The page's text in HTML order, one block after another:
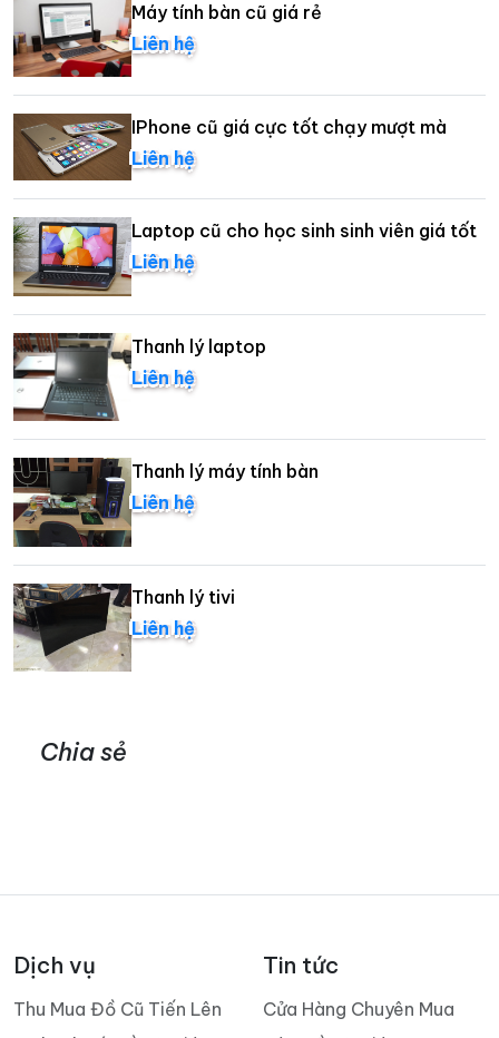
Máy tính bàn cũ giá rẻ
Liên hệ
IPhone cũ giá cực tốt chạy mượt mà
Liên hệ
Laptop cũ cho học sinh sinh viên giá tốt
Liên hệ
Thanh lý laptop
Liên hệ
Thanh lý máy tính bàn
Liên hệ
Thanh lý tivi
Liên hệ
Chia sẻ
Dịch vụ
Thu Mua Đồ Cũ Tiến Lên
Tin tức
Cửa Hàng Chuyên Mua